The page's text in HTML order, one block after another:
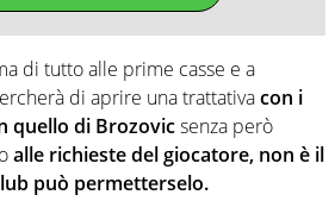
di tutto alle prime casse e a
di aprire una trattativacon i
quello di Brozovicsenza però
alle richieste del giocatore, non è il
può permetterselo.